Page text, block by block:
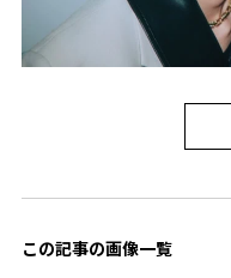
この記事の画像一覧